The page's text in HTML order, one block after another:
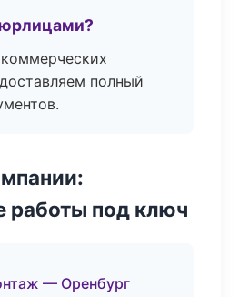
полный
работы под ключ
— Оренбург